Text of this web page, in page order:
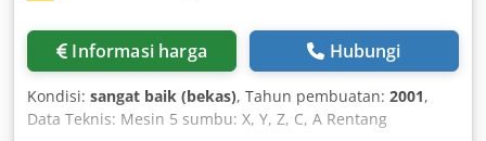
Informasi harga Hubungi
Kondisi: sangat baik (bekas), Tahun pembuatan: 2001,
Data Teknis: Mesin 5 sumbu: X, Y, Z, C, A Rentang